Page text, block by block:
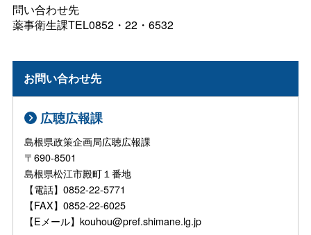
問い合わせ先
薬事衛生課TEL0852・22・6532
お問い合わせ先
広聴広報課
島根県政策企画局広聴広報課
〒690-8501
島根県松江市殿町１番地
【電話】0852-22-5771
【FAX】0852-22-6025
【Eメール】kouhou@pref.shimane.lg.jp